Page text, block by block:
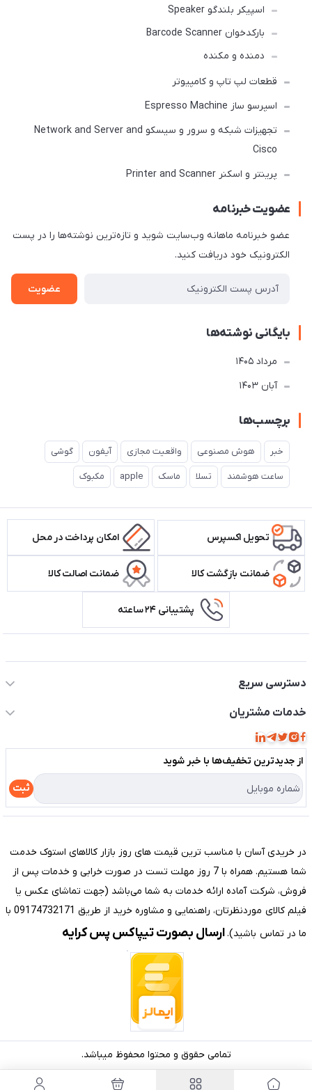
اسپیکر بلندگو Speaker
بارکدخوان Barcode Scanner
دمنده و مکنده
قطعات لپ تاپ و کامپیوتر
اسپرسو ساز Espresso Machine
تجهیزات شبکه و سرور و سیسکو Network and Server and
Cisco
پرینتر و اسکنر Printer and Scanner
عضویت خبرنامه
عضو خبرنامه ماهانه وب‌سایت شوید و تازه‌ترین نوشته‌ها را در پست
الکترونیک خود دریافت کنید.
عضویت
بایگانی نوشته‌ها
مرداد 1405
آبان 1403
برچسب‌ها
خبر هوش مصنوعی واقعیت مجازی آیفون گوشی
ساعت هوشمند تسلا ماسک apple مکبوک
تحویل اکسپرس امکان پرداخت در محل
ضمانت بازگشت کالا ضمانت اصالت کالا
پشتیبانی ۲۴ ساعته
دسترسی سریع
حساب کاربری
مجله فروشگاه
لیست محصولات
درباره ما
تماس با ما
خدمات مشتریان
قوانین و مقررات
حریم خصوصی
راهنما
از جدید‌ترین تخفیف‌ها با‌ خبر شوید
ثبت
در خریدی آسان با مناسب ترین قیمت های روز بازار کالاهای استوک خدمت
شما هستیم. همراه با 7 روز مهلت تست در صورت خرابی و خدمات پس از
فروش، شرکت آماده ارائه خدمات به شما می‌باشد (جهت تماشای عکس یا
فیلم کالای موردنظرتان، راهنمایی و مشاوره خرید از طریق 09174732171 با
ما در تماس باشید).ارسال بصورت تیپاکس پس کرایه
تمامی حقوق و محتوا محفوظ میباشد.